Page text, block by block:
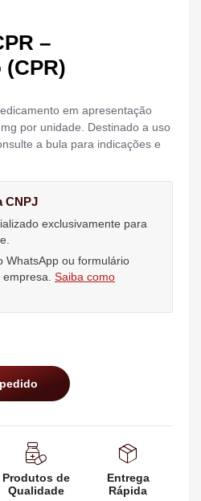
–
em apresentação
por unidade. Destinado a uso
a bula para indicações e
CNPJ
exclusivamente para
WhatsApp ou formulário
empresa. Saiba como
Produtos de
Qualidade
Entrega
Rápida